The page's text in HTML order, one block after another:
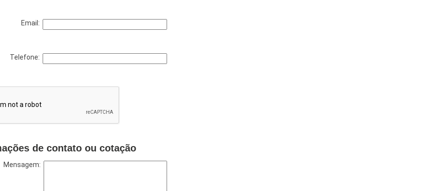
Email:
Telefone:
de contato ou cotação
Mensagem: